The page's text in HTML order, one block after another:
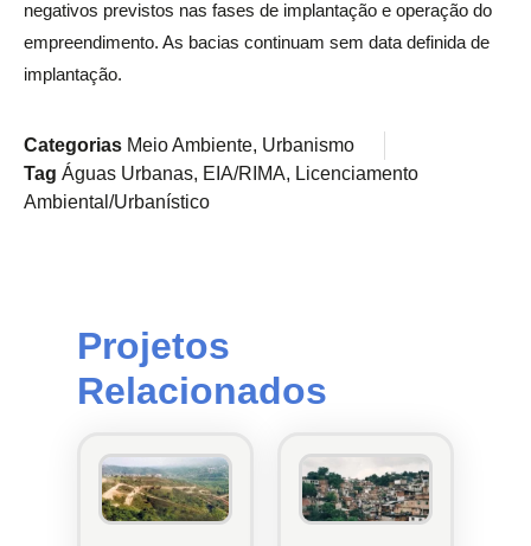
negativos previstos nas fases de implantação e operação do
empreendimento. As bacias continuam sem data definida de
implantação.
Categorias Meio Ambiente, Urbanismo
Tag Águas Urbanas, EIA/RIMA, Licenciamento
Ambiental/Urbanístico
Projetos
Relacionados